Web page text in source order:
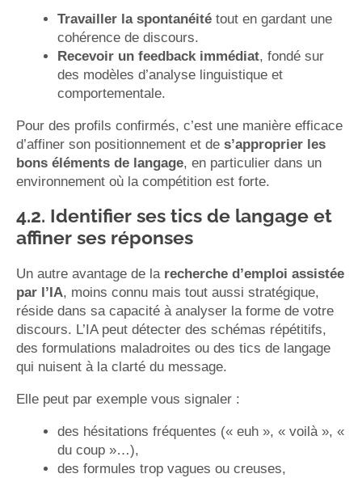
Travailler la spontanéité tout en gardant une
cohérence de discours.
Recevoir un feedback immédiat, fondé sur
des modèles d’analyse linguistique et
comportementale.
Pour des profils confirmés, c’est une manière efficace
d’affiner son positionnement et de s’approprier les
bons éléments de langage, en particulier dans un
environnement où la compétition est forte.
4.2. Identifier ses tics de langage et
affiner ses réponses
Un autre avantage de la recherche d’emploi assistée
par l’IA, moins connu mais tout aussi stratégique,
réside dans sa capacité à analyser la forme de votre
discours. L’IA peut détecter des schémas répétitifs,
des formulations maladroites ou des tics de langage
qui nuisent à la clarté du message.
Elle peut par exemple vous signaler :
des hésitations fréquentes (« euh », « voilà », «
du coup »…),
des formules trop vagues ou creuses,